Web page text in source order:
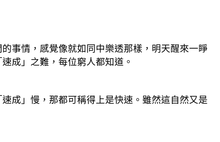
事情，感覺像就如同中樂透那樣，明天醒來一睜
成」之難，每位窮人都知道。
成」慢，那都可稱得上是快速。雖然這自然又是